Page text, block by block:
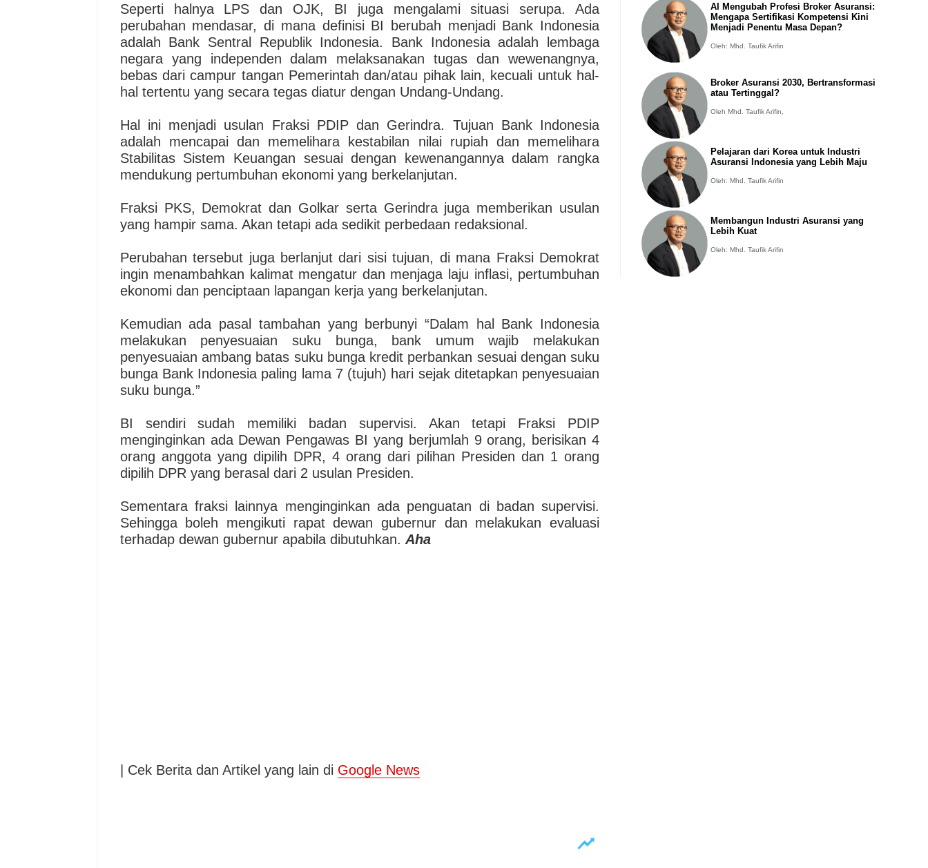
Seperti halnya LPS dan OJK, BI juga mengalami situasi serupa. Ada
perubahan mendasar, di mana definisi BI berubah menjadi Bank Indonesia
adalah Bank Sentral Republik Indonesia. Bank Indonesia adalah lembaga
negara yang independen dalam melaksanakan tugas dan wewenangnya,
bebas dari campur tangan Pemerintah dan/atau pihak lain, kecuali untuk hal-
hal tertentu yang secara tegas diatur dengan Undang-Undang.
Hal ini menjadi usulan Fraksi PDIP dan Gerindra. Tujuan Bank Indonesia
adalah mencapai dan memelihara kestabilan nilai rupiah dan memelihara
Stabilitas Sistem Keuangan sesuai dengan kewenangannya dalam rangka
mendukung pertumbuhan ekonomi yang berkelanjutan.
Fraksi PKS, Demokrat dan Golkar serta Gerindra juga memberikan usulan
yang hampir sama. Akan tetapi ada sedikit perbedaan redaksional.
Perubahan tersebut juga berlanjut dari sisi tujuan, di mana Fraksi Demokrat
ingin menambahkan kalimat mengatur dan menjaga laju inflasi, pertumbuhan
ekonomi dan penciptaan lapangan kerja yang berkelanjutan.
Kemudian ada pasal tambahan yang berbunyi “Dalam hal Bank Indonesia
melakukan penyesuaian suku bunga, bank umum wajib melakukan
penyesuaian ambang batas suku bunga kredit perbankan sesuai dengan suku
bunga Bank Indonesia paling lama 7 (tujuh) hari sejak ditetapkan penyesuaian
suku bunga.”
BI sendiri sudah memiliki badan supervisi. Akan tetapi Fraksi PDIP
menginginkan ada Dewan Pengawas BI yang berjumlah 9 orang, berisikan 4
orang anggota yang dipilih DPR, 4 orang dari pilihan Presiden dan 1 orang
dipilih DPR yang berasal dari 2 usulan Presiden.
Sementara fraksi lainnya menginginkan ada penguatan di badan supervisi.
Sehingga boleh mengikuti rapat dewan gubernur dan melakukan evaluasi
terhadap dewan gubernur apabila dibutuhkan. Aha
| Cek Berita dan Artikel yang lain di Google News
AI Mengubah Profesi Broker Asuransi:
Mengapa Sertifikasi Kompetensi Kini
Menjadi Penentu Masa Depan?
Oleh: Mhd. Taufik Arifin
Broker Asuransi 2030, Bertransformasi
atau Tertinggal?
Oleh Mhd. Taufik Arifin,
Pelajaran dari Korea untuk Industri
Asuransi Indonesia yang Lebih Maju
Oleh: Mhd. Taufik Arifin
Membangun Industri Asuransi yang
Lebih Kuat
Oleh: Mhd. Taufik Arifin